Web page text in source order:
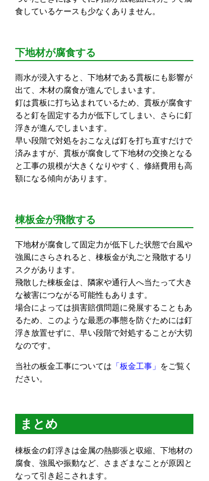
食しているケースも少なくありません。
下地材が腐食する
雨水が浸入すると、下地材である貫板にも影響が
出て、木材の腐食が進んでしまいます。
釘は貫板に打ち込まれているため、貫板が腐食す
ると釘を固定する力が低下してしまい、さらに釘
浮きが進んでしまいます。
早い段階で対処をおこなえば釘を打ち直すだけで
済みますが、貫板が腐食して下地材の交換となる
と工事の規模が大きくなりやすく、修繕費用も高
額になる傾向があります。
棟板金が飛散する
下地材が腐食して固定力が低下した状態で台風や
強風にさらされると、棟板金が丸ごと飛散するリ
スクがあります。
飛散した棟板金は、隣家や通行人へ当たって大き
な被害につながる可能性もあります。
場合によっては損害賠償問題に発展することもあ
るため、このような最悪の事態を防ぐためには釘
浮き放置せずに、早い段階で対処することが大切
なのです。
当社の板金工事については 「板金工事」 をご覧く
ださい。
まとめ
棟板金の釘浮きは金属の熱膨張と収縮、下地材の
腐食、強風や振動など、さまざまなことが原因と
なって引き起こされます。